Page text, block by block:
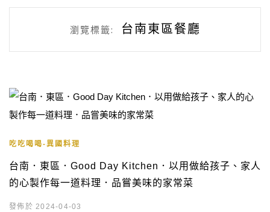
瀏覽標籤: 台南東區餐廳
吃吃喝喝-異國料理
台南．東區．Good Day Kitchen．以用做給孩子、家人
的心製作每一道料理．品嘗美味的家常菜
發佈於 2024-04-03